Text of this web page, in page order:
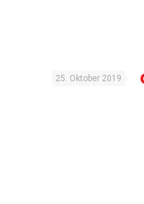
25. Oktober 2019